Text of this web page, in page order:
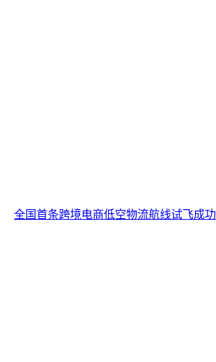
全国首条跨境电商低空物流航线试飞成功